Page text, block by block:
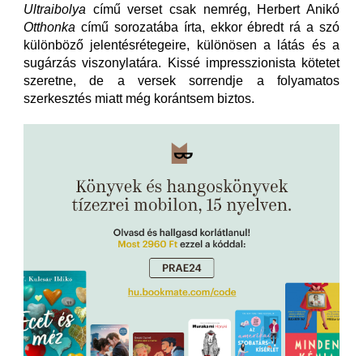
Ultraibolya című verset csak nemrég, Herbert Anikó
Otthonka című sorozatába írta, ekkor ébredt rá a szó
különböző jelentésrétegeire, különösen a látás és a
sugárzás viszonylatára. Kissé impresszionista kötetet
szeretne, de a versek sorrendje a folyamatos
szerkesztés miatt még korántsem biztos.